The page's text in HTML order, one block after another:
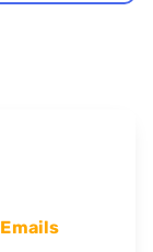
Emails